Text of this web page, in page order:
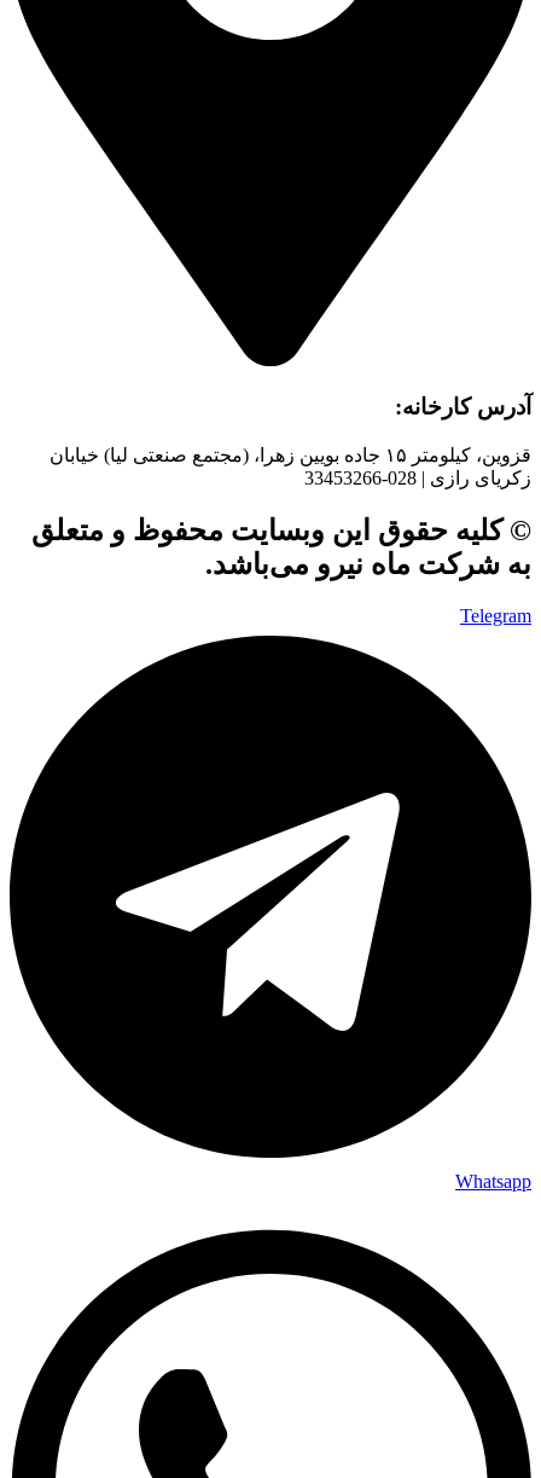
آدرس کارخانه:
قزوین، کیلومتر ۱۵ جاده بويین زهرا، (مجتمع صنعتی لیا) خیابان
زکریای رازی | 028-33453266
© کلیه حقوق این وبسایت محفوظ و متعلق
به شرکت ماه نیرو می‌باشد.
Telegram
Whatsapp